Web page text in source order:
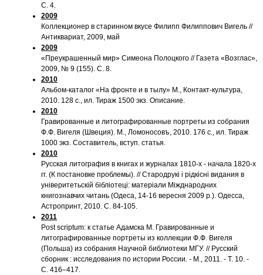
С. 4.
2009
Коллекционер в старинном вкусе Филипп Филиппович Вигель //
Антиквариат, 2009, май
2009
«Преукрашенный мир» Симеона Полоцкого // Газета «Возглас»,
2009, № 9 (155). С. 8.
2010
Альбом-каталог «На фронте и в тылу» М., Контакт-культура,
2010. 128 с., ил. Тираж 1500 экз. Описание.
2010
Гравированные и литографированные портреты из собрания
Ф.Ф. Вигеля (Швеция). М., Ломоносовъ, 2010. 176 с., ил. Тираж
1000 экз. Составитель, вступ. статья.
2010
Русская литография в книгах и журналах 1810-х - начала 1820-х
гг. (К постановке проблемы). // Стародрукi i рiдкicнi видания в
унiверитетьскiй бiблiотецi: матерiали Мiжднародних
книгознавчих читань (Одеса, 14-16 вересня 2009 р.). Одесса,
Астропринт, 2010. С. 84-105.
2011
Post scriptum: к статье Адамска М. Гравированные и
литографированные портреты из коллекции Ф.Ф. Вигеля
(Польша) из собрания Научной библиотеки МГУ. // Русский
сборник : исследования по истории России. - М., 2011. - Т. 10. -
С. 416–417.